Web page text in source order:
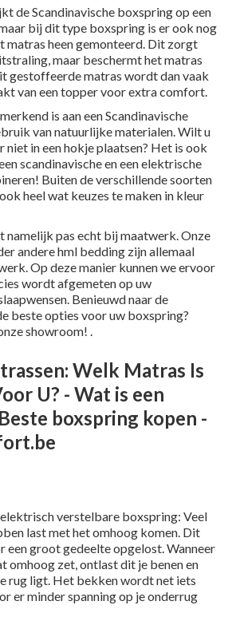
de Scandinavische boxspring op een
bij dit type boxspring is er ook nog
matras heen gemonteerd. Dit zorgt
maar beschermt het matras
gestoffeerde matras wordt dan vaak
van een topper voor extra comfort.
is aan een Scandinavische
van natuurlijke materialen. Wilt u
niet in een hokje plaatsen? Het is ook
scandinavische en een elektrische
Buiten de verschillende soorten
heel wat keuzes te maken in kleur
namelijk pas echt bij maatwerk. Onze
andere hml bedding zijn allemaal
Op deze manier kunnen we ervoor
wordt afgemeten op uw
Benieuwd naar de
beste opties voor uw boxspring?
showroom! .
Welk Matras Is
U? - Wat is een
boxspring kopen -
verstelbare boxspring: Veel
last met het omhoog komen. Dit
een groot gedeelte opgelost. Wanneer
omhoog zet, ontlast dit je benen en
rug ligt. Het bekken wordt net iets
er minder spanning op je onderrug